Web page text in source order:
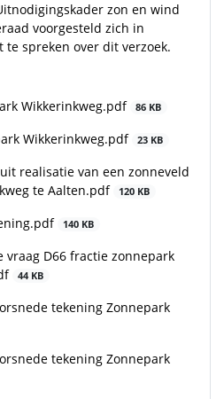
zon en wind
voorgesteld zich in
spreken over dit verzoek.
Wikkerinkweg.pdf
86 KB
Wikkerinkweg.pdf 23 KB
realisatie van een zonneveld
te Aalten.pdf
120 KB
140 KB
vraag D66 fractie zonnepark
44 KB
tekening Zonnepark
tekening Zonnepark